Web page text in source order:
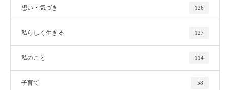
想い・気づき 126
私らしく生きる 127
私のこと 114
子育て 58